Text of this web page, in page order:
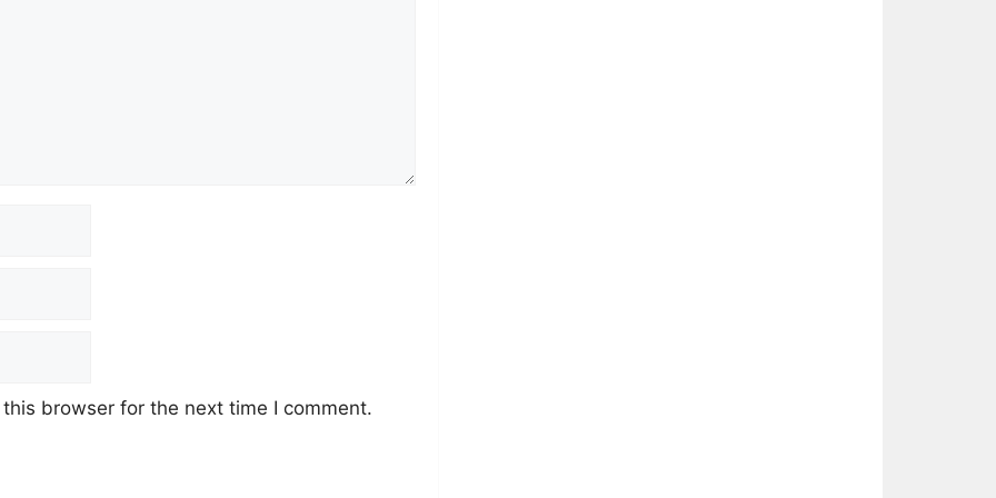
browser for the next time I comment.